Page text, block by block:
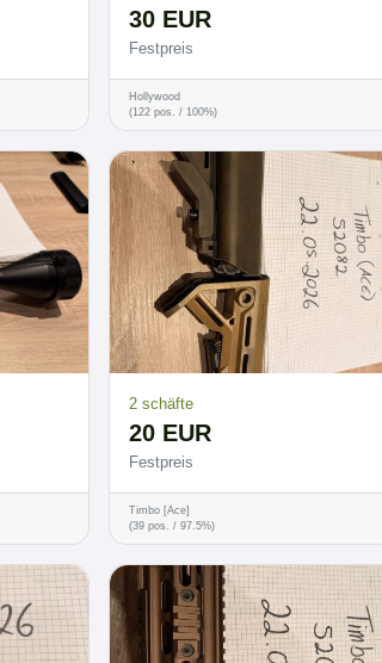
30 EUR
Festpreis
Hollywood
(122 pos. / 100%)
2 schäfte
20 EUR
Festpreis
Timbo [Ace]
(39 pos. / 97.5%)